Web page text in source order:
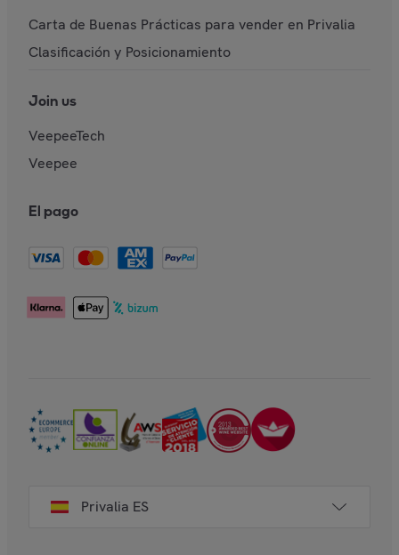
Carta de Buenas Prácticas para vender en Privalia
Clasificación y Posicionamiento
Join us
VeepeeTech
Veepee
El pago
Privalia ES